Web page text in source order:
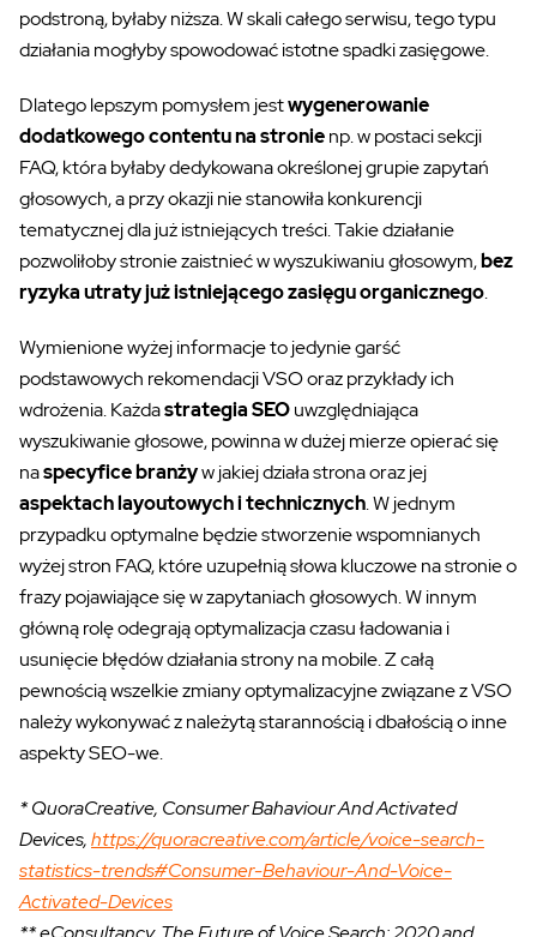
podstroną, byłaby niższa. W skali całego serwisu, tego typu
działania mogłyby spowodować istotne spadki zasięgowe.
Dlatego lepszym pomysłem jestwygenerowanie
dodatkowego contentu na stronienp. w postaci sekcji
FAQ, która byłaby dedykowana określonej grupie zapytań
głosowych, a przy okazji nie stanowiła konkurencji
tematycznej dla już istniejących treści. Takie działanie
pozwoliłoby stronie zaistnieć w wyszukiwaniu głosowym,bez
ryzyka utraty już istniejącego zasięgu organicznego.
Wymienione wyżej informacje to jedynie garść
podstawowych rekomendacji VSO oraz przykłady ich
wdrożenia. Każdastrategia SEOuwzględniająca
wyszukiwanie głosowe, powinna w dużej mierze opierać się
naspecyfice branżyw jakiej działa strona oraz jej
aspektach layoutowych i technicznych. W jednym
przypadku optymalne będzie stworzenie wspomnianych
wyżej stron FAQ, które uzupełnią słowa kluczowe na stronie o
frazy pojawiające się w zapytaniach głosowych. W innym
główną rolę odegrają optymalizacja czasu ładowania i
usunięcie błędów działania strony na mobile. Z całą
pewnością wszelkie zmiany optymalizacyjne związane z VSO
należy wykonywać z należytą starannością i dbałością o inne
aspekty SEO-we.
* QuoraCreative, Consumer Bahaviour And Activated
Devices,https://quoracreative.com/article/voice-search-
statistics-trends#Consumer-Behaviour-And-Voice-
Activated-Devices